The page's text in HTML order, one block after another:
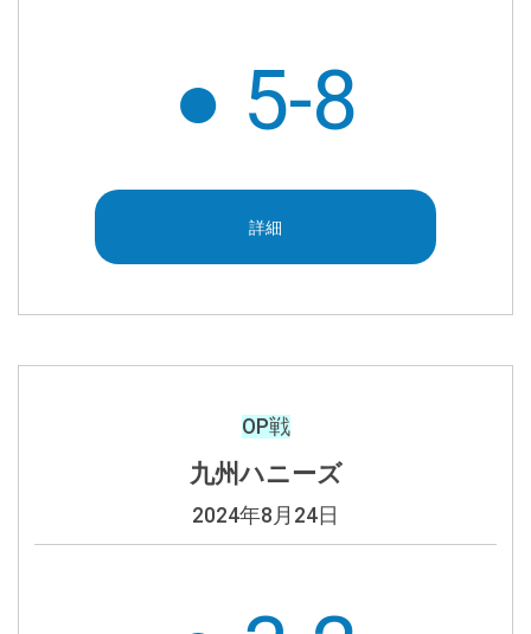
● 5-8
詳細
OP戦
九州ハニーズ
2024年8月24日